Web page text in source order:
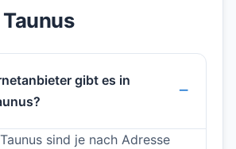
gibt es in
sind je nach Adresse